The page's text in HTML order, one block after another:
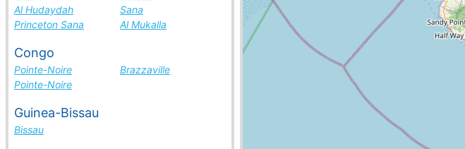
Al Hudaydah
Sana
Princeton Sana
Al Mukalla
Congo
Pointe-Noire
Brazzaville
Pointe-Noire
Guinea-Bissau
Bissau